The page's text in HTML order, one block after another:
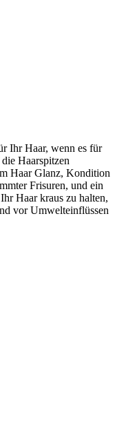
Ihr Haar, wenn es für
Haarspitzen
Haar Glanz, Kondition
Frisuren, und ein
Haar kraus zu halten,
vor Umwelteinflüssen